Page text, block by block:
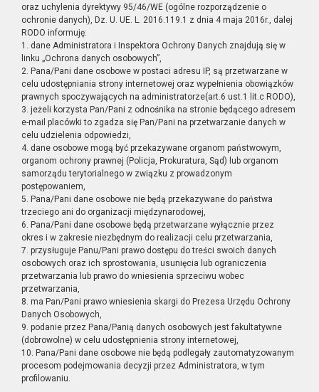
oraz uchylenia dyrektywy 95/46/WE (ogólne rozporządzenie o
ochronie danych), Dz. U. UE. L. 2016.119.1 z dnia 4 maja 2016r., dalej
RODO informuję:
1. dane Administratora i Inspektora Ochrony Danych znajdują się w
linku „Ochrona danych osobowych”,
2. Pana/Pani dane osobowe w postaci adresu IP, są przetwarzane w
celu udostępniania strony internetowej oraz wypełnienia obowiązków
prawnych spoczywających na administratorze(art.6 ust.1 lit.c RODO),
3. jeżeli korzysta Pan/Pani z odnośnika na stronie będącego adresem
e-mail placówki to zgadza się Pan/Pani na przetwarzanie danych w
celu udzielenia odpowiedzi,
4. dane osobowe mogą być przekazywane organom państwowym,
organom ochrony prawnej (Policja, Prokuratura, Sąd) lub organom
samorządu terytorialnego w związku z prowadzonym
postępowaniem,
5. Pana/Pani dane osobowe nie będą przekazywane do państwa
trzeciego ani do organizacji międzynarodowej,
6. Pana/Pani dane osobowe będą przetwarzane wyłącznie przez
okres i w zakresie niezbędnym do realizacji celu przetwarzania,
7. przysługuje Panu/Pani prawo dostępu do treści swoich danych
osobowych oraz ich sprostowania, usunięcia lub ograniczenia
przetwarzania lub prawo do wniesienia sprzeciwu wobec
przetwarzania,
8. ma Pan/Pani prawo wniesienia skargi do Prezesa Urzędu Ochrony
Danych Osobowych,
9. podanie przez Pana/Panią danych osobowych jest fakultatywne
(dobrowolne) w celu udostępnienia strony internetowej,
10. Pana/Pani dane osobowe nie będą podlegały zautomatyzowanym
procesom podejmowania decyzji przez Administratora, w tym
profilowaniu.